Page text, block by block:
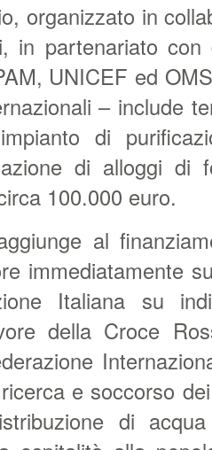
organizzato in
in partenariato con
UNICEF ed
– include
di
di alloggi
100.000 euro.
al
immediatamente
Italiana su
della Croce
e soccorso
di